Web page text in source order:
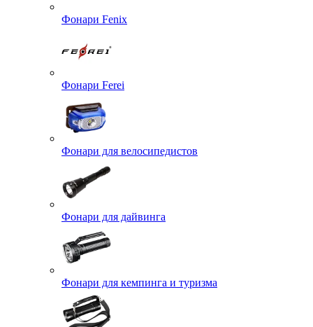
Фонари Fenix
Фонари Ferei
Фонари для велосипедистов
Фонари для дайвинга
Фонари для кемпинга и туризма